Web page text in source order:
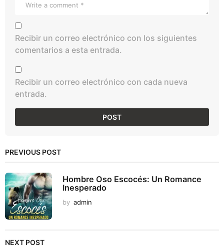
Recibir un correo electrónico con los siguientes
comentarios a esta entrada.
Recibir un correo electrónico con cada nueva
entrada.
PREVIOUS POST
Hombre Oso Escocés: Un Romance
Inesperado
by admin
NEXT POST